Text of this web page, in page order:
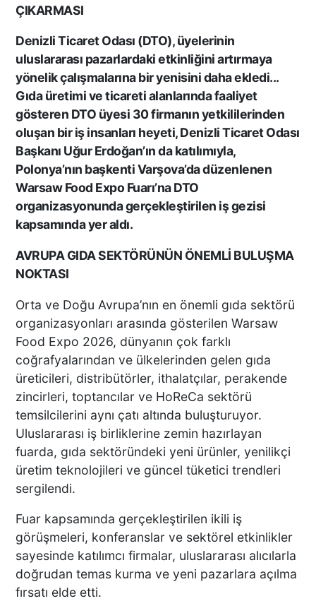
ÇIKARMASI
Denizli Ticaret Odası (DTO), üyelerinin
uluslararası pazarlardaki etkinliğini artırmaya
yönelik çalışmalarına bir yenisini daha ekledi...
Gıda üretimi ve ticareti alanlarında faaliyet
gösteren DTO üyesi 30 firmanın yetkililerinden
oluşan bir iş insanları heyeti, Denizli Ticaret Odası
Başkanı Uğur Erdoğan’ın da katılımıyla,
Polonya’nın başkenti Varşova’da düzenlenen
Warsaw Food Expo Fuarı’na DTO
organizasyonunda gerçekleştirilen iş gezisi
kapsamında yer aldı.
AVRUPA GIDA SEKTÖRÜNÜN ÖNEMLİ BULUŞMA
NOKTASI
Orta ve Doğu Avrupa’nın en önemli gıda sektörü
organizasyonları arasında gösterilen Warsaw
Food Expo 2026, dünyanın çok farklı
coğrafyalarından ve ülkelerinden gelen gıda
üreticileri, distribütörler, ithalatçılar, perakende
zincirleri, toptancılar ve HoReCa sektörü
temsilcilerini aynı çatı altında buluşturuyor.
Uluslararası iş birliklerine zemin hazırlayan
fuarda, gıda sektöründeki yeni ürünler, yenilikçi
üretim teknolojileri ve güncel tüketici trendleri
sergilendi.
Fuar kapsamında gerçekleştirilen ikili iş
görüşmeleri, konferanslar ve sektörel etkinlikler
sayesinde katılımcı firmalar, uluslararası alıcılarla
doğrudan temas kurma ve yeni pazarlara açılma
fırsatı elde etti.